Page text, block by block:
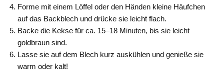
Forme mit einem Löffel oder den Händen kleine Häufchen
auf das Backblech und drücke sie leicht flach.
Backe die Kekse für ca. 15–18 Minuten, bis sie leicht
goldbraun sind.
Lasse sie auf dem Blech kurz auskühlen und genieße sie
warm oder kalt!